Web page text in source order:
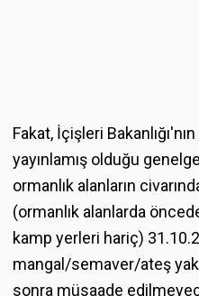
Fakat, İçişleri
yayınlamış olduğu
ormanlık alanların
(ormanlık alanlarda
kamp yerleri hariç)
mangal/semaver/ateş
sonra müsaade